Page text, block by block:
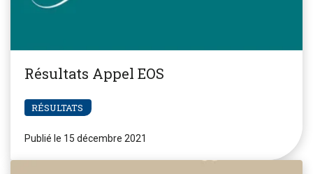
Résultats Appel EOS
RÉSULTATS
Publié le 15 décembre 2021